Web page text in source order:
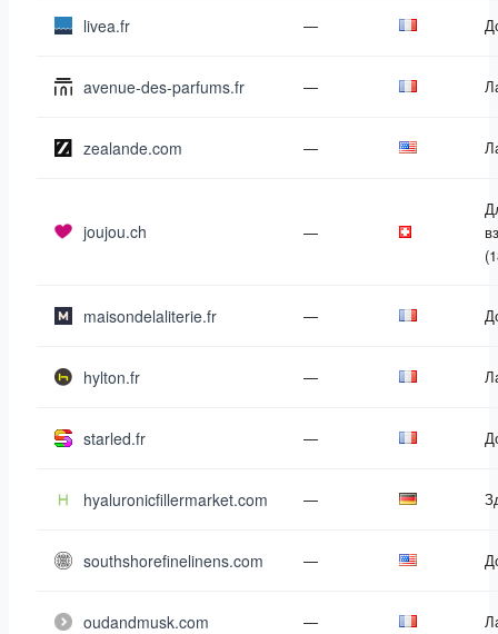
livea.fr —
avenue-des-parfums.fr —
zealande.com —
joujou.ch —
maisondelaliterie.fr —
hylton.fr —
starled.fr —
hyaluronicfillermarket.com —
southshorefinelinens.com —
oudandmusk.com —